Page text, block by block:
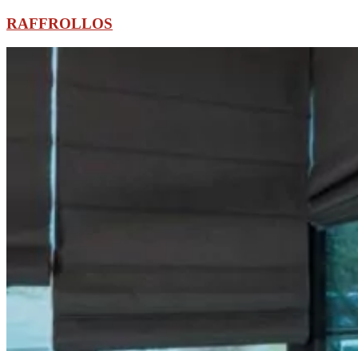
RAFFROLLOS